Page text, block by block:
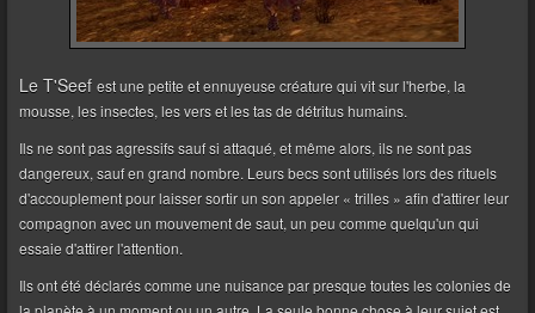
Le T'Seef est une petite et ennuyeuse créature qui vit sur l'herbe, la
mousse, les insectes, les vers et les tas de détritus humains.
Ils ne sont pas agressifs sauf si attaqué, et même alors, ils ne sont pas
dangereux, sauf en grand nombre. Leurs becs sont utilisés lors des rituels
d'accouplement pour laisser sortir un son appeler « trilles » afin d'attirer leur
compagnon avec un mouvement de saut, un peu comme quelqu'un qui
essaie d'attirer l'attention.
Ils ont été déclarés comme une nuisance par presque toutes les colonies de